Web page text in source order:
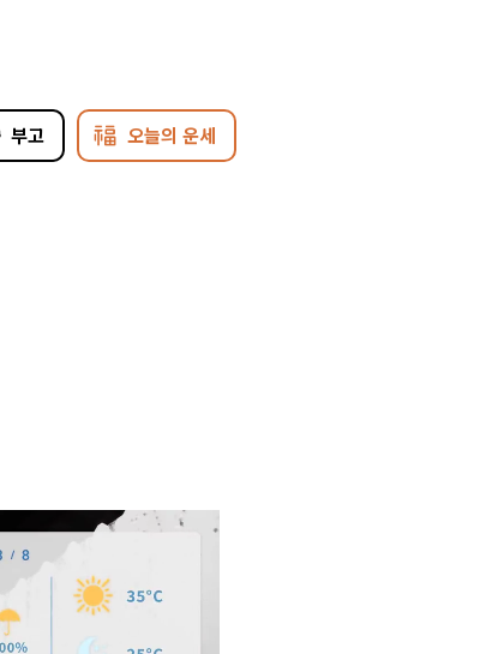
부고 오늘의 운세